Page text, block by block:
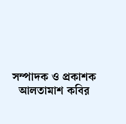
সম্পাদক ও প্রকাশক
আলতামাশ কবির